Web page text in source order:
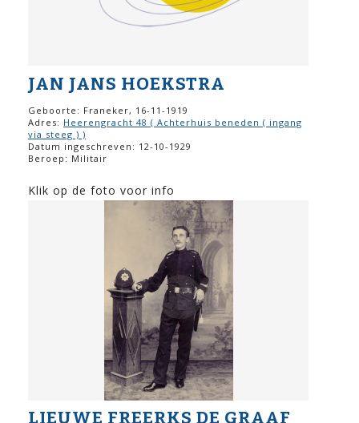
JAN JANS HOEKSTRA
Geboorte: Franeker, 16-11-1919
Adres: Heerengracht 48 ( Achterhuis beneden ( ingang
via steeg ) )
Datum ingeschreven: 12-10-1929
Beroep: Militair
Klik op de foto voor info
LIEUWE FREERKS DE GRAAF